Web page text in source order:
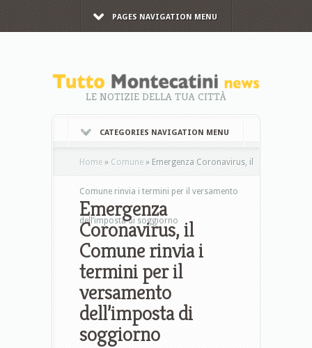
PAGES NAVIGATION MENU
LE NOTIZIE DELLA TUA CITTÀ
CATEGORIES NAVIGATION MENU
Home » Comune » Emergenza Coronavirus, il
Comune rinvia i termini per il versamento
dell’imposta di soggiorno
Emergenza
Coronavirus, il
Comune rinvia i
termini per il
versamento
dell’imposta di
soggiorno